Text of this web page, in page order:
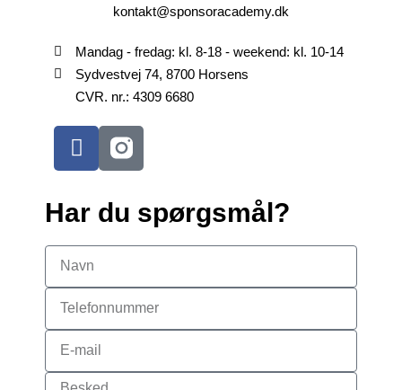
kontakt@sponsoracademy.dk
Mandag - fredag: kl. 8-18 - weekend: kl. 10-14
Sydvestvej 74, 8700 Horsens
CVR. nr.: 4309 6680
Har du spørgsmål?